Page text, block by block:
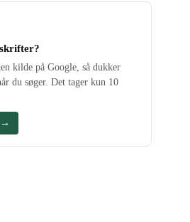
kilde på Google, så dukker
du søger. Det tager kun 10
→